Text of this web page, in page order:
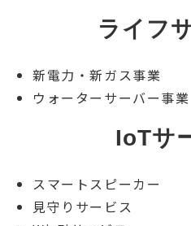
ライフ
新電力・新ガス事業
ウォーターサーバー事業
IoTサ
スマートスピーカー
見守りサービス